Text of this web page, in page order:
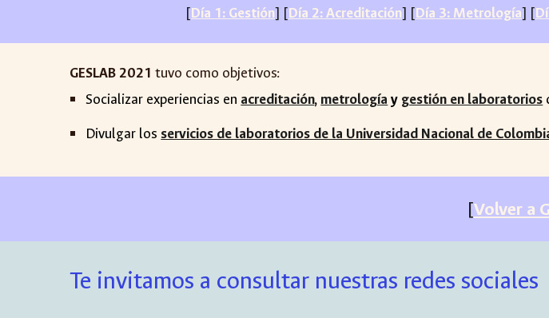
[Día 1: Gestión] [Día 2: Acreditación] [Día 3: Metrología] [
GESLAB 2021 tuvo como objetivos:
Socializar experiencias en acreditación, metrología y gestión en laboratorios
Divulgar los servicios de laboratorios de la Universidad Nacional de
[Volver a
Te invitamos a consultar nuestras redes sociales